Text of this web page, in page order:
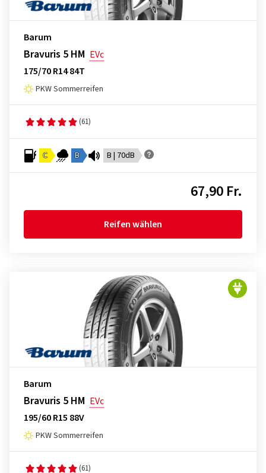
Barum
Bravuris 5 HM EVc
175/70 R14 84T
PKW Sommerreifen
(61)
C B B | 70dB
67,90 Fr.
Reifen wählen
Barum
Bravuris 5 HM EVc
195/60 R15 88V
PKW Sommerreifen
(61)